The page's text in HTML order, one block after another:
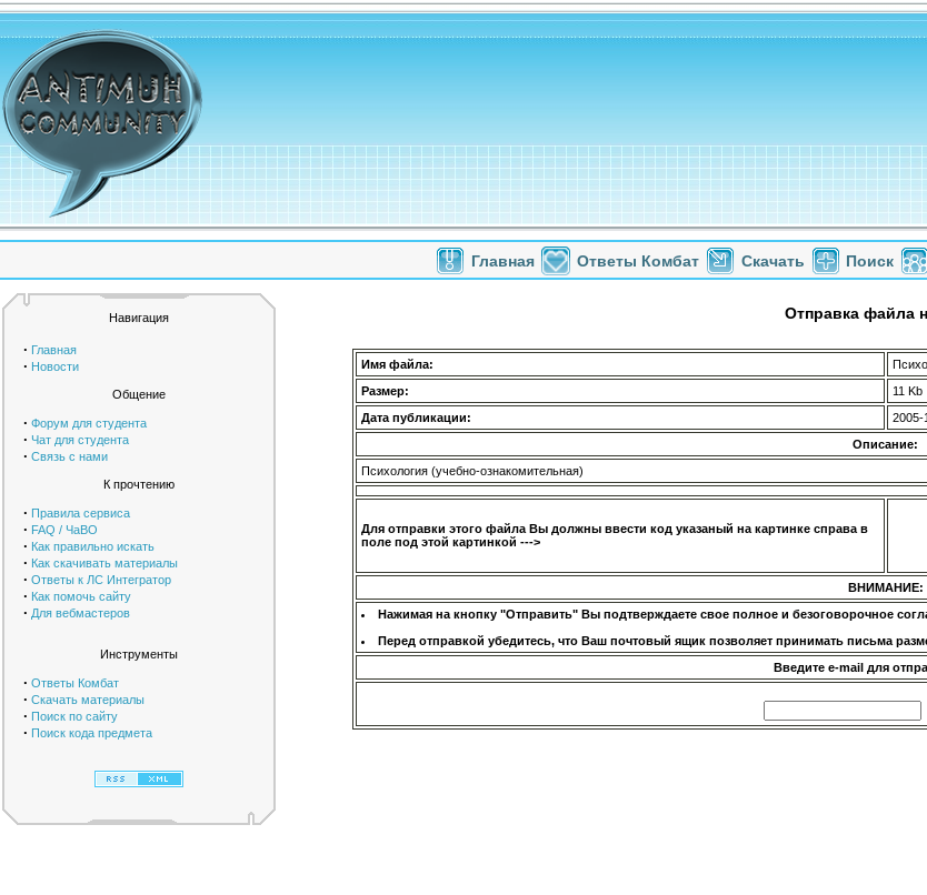
Главная Ответы Комбат Скачать Поиск
Навигация
· Главная
· Новости
Общение
· Форум для студента
· Чат для студента
· Связь с нами
К прочтению
· Правила сервиса
· FAQ / ЧаВО
· Как правильно искать
· Как скачивать материалы
· Ответы к ЛС Интегратор
· Как помочь сайту
· Для вебмастеров
Инструменты
· Ответы Комбат
· Скачать материалы
· Поиск по сайту
· Поиск кода предмета
Отправка файла
Имя файла:
Размер:
11 Kb
Дата публикации:
2005-
Описание:
Психология (учебно-ознакомительная)
Для отправки этого файла Вы должны ввести код указаный на картинке справа в
поле под этой картинкой --->
ВНИМАНИЕ:
Нажимая на кнопку "Отправить" Вы подтверждаете свое полное и безоговорочное
Перед отправкой убедитесь, что Ваш почтовый ящик позволяет принимать письма
Введите e-mail для